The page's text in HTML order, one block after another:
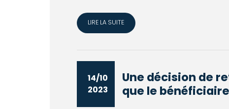
LIRE LA SUITE
14/10
2023
Une décision de
que le